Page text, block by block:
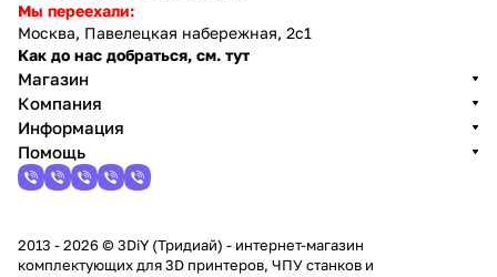
Мы переехали:
Москва, Павелецкая набережная, 2с1
Как до нас добраться, см. тут
Магазин
Компания
Информация
Помощь
2013 - 2026 © 3DiY (Тридиай) - интернет-магазин
комплектующих для 3D принтеров, ЧПУ станков и